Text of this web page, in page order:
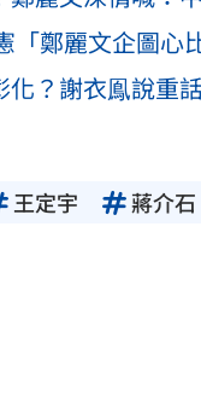
「鄭麗文企圖心
化？謝衣鳯說重
王定宇 蔣介石